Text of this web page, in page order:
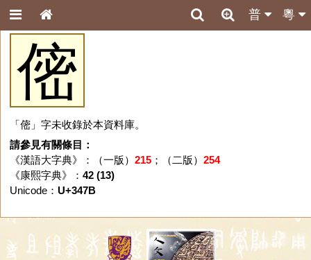
粵
普
㑻
「㑻」字未收錄於本資料庫。
請參見有關條目：
《漢語大字典》：（一版） 215；（二版） 254
《康熙字典》： 42 (13)
Unicode： U+347B